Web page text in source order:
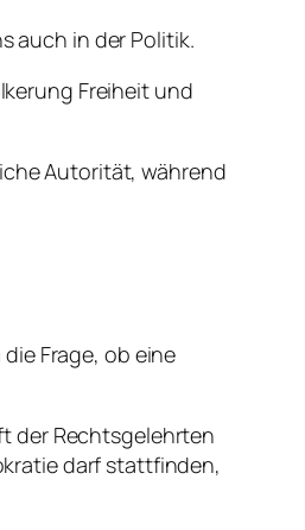
auch in der Politik.
Freiheit und
Autorität, während
Frage, ob eine
der Rechtsgelehrten
darf stattfinden,